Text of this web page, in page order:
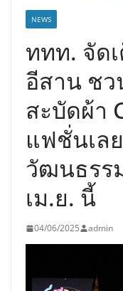
NEWS
ททท. จัด
อีสาน ชว
สะบัดผ้า
แฟชั่นเล
วัฒนธรร
เม.ย. นี้
04/06/2025 admin